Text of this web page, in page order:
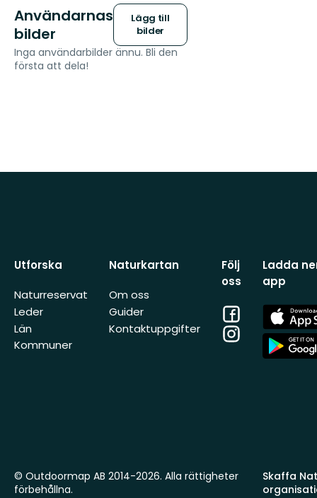
Användarnas
bilder
Lägg till
bilder
Inga användarbilder ännu. Bli den
första att dela!
Utforska
Naturreservat
Leder
Län
Kommuner
Naturkartan
Om oss
Guider
Kontaktuppgifter
Följ
oss
Facebook
Instagram
Ladda
app
App
Store
App
Store
Skaffa
© Outdoormap AB 2014-2026. Alla rättigheter
förbehållna.